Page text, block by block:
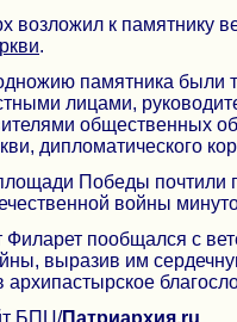
возложил к памятнику
.
памятника были
лицами,
общественных
дипломатического
Победы почтили
войны
Филарет пообщался с
выразив им
архипастырское
БПЦ/Патриархия.ru